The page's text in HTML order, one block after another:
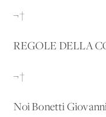
¬†
REGOLE DELLA
¬†
Noi Bonetti